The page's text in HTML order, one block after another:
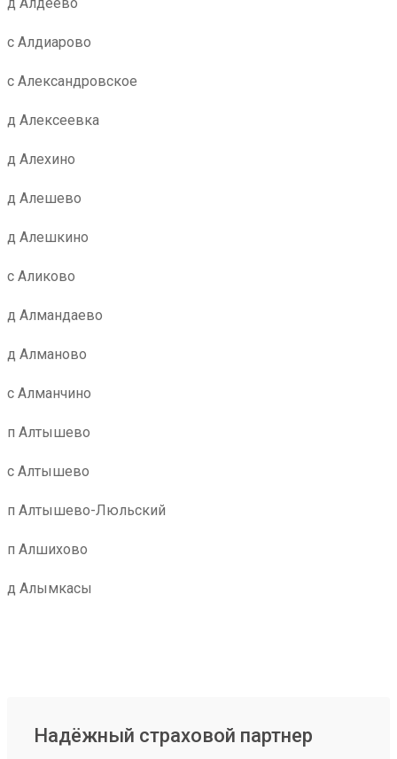
с Алдиарово
с Александровское
д Алексеевка
д Алехино
д Алешево
д Алешкино
с Аликово
д Алмандаево
д Алманово
с Алманчино
п Алтышево
с Алтышево
п Алтышево-Люльский
п Алшихово
д Алымкасы
Надёжный страховой партнер